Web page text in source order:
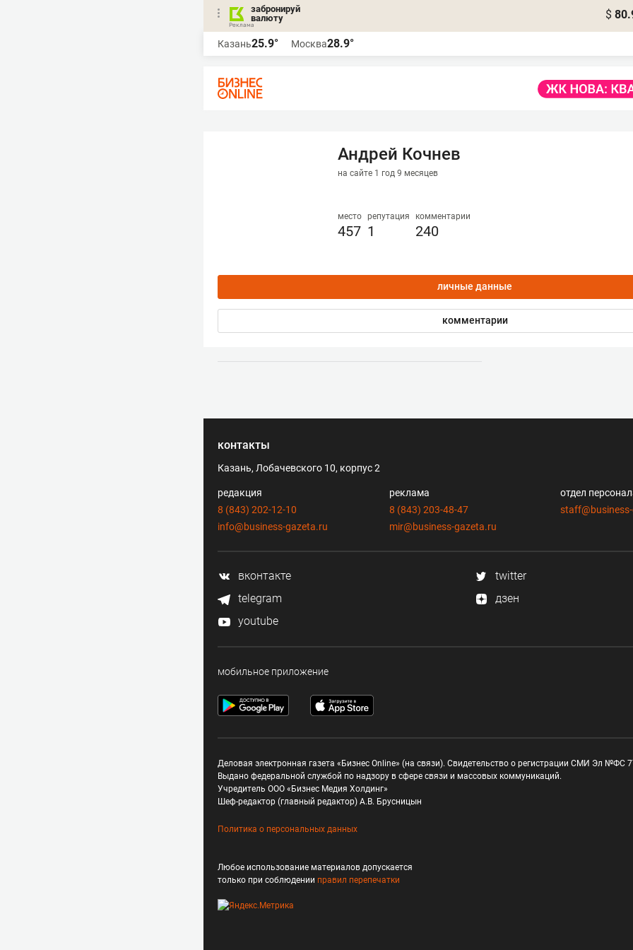
забронируй
валюту
$
Казань25.9° Москва28.9°
Андрей Кочнев
на сайте 1 год 9 месяцев
место
457
репутация
1
комментарии
240
личные данные
комментарии
контакты
Казань, Лобачевского 10, корпус 2
редакция
8 (843) 202-12-10
info@business-gazeta.ru
реклама
8 (843) 203-48-47
mir@business-gazeta.ru
отдел
вконтакте
twitter
telegram
дзен
youtube
мобильное приложение
Деловая электронная газета «Бизнес Online» (на связи). Свидетельство о регистрации СМИ Эл №ФС
Выдано федеральной службой по надзору в сфере связи и массовых коммуникаций.
Учредитель ООО «Бизнес Медия Холдинг»
Шеф-редактор (главный редактор) А.В. Брусницын
Политика о персональных данных
Любое использование материалов допускается
только при соблюдении правил перепечатки